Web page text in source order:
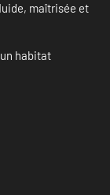
maîtrisée et
habitat